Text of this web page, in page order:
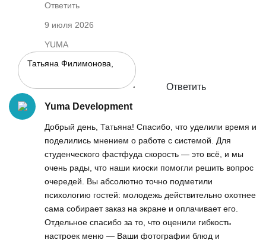
Ответить
9 июля 2026
YUMA
Ответить
Yuma Development
Добрый день, Татьяна! Спасибо, что уделили время и
поделились мнением о работе с системой. Для
студенческого фастфуда скорость — это всё, и мы
очень рады, что наши киоски помогли решить вопрос
очередей. Вы абсолютно точно подметили
психологию гостей: молодежь действительно охотнее
сама собирает заказ на экране и оплачивает его.
Отдельное спасибо за то, что оценили гибкость
настроек меню — Ваши фотографии блюд и